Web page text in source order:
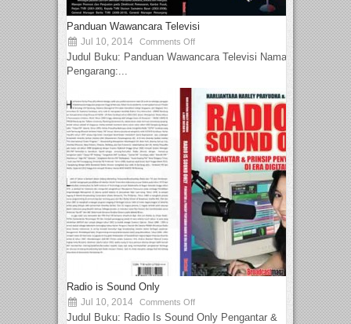
Panduan Wawancara Televisi
Jul 10, 2014 Comments Off
Judul Buku: Panduan Wawancara Televisi Nama
Pengarang:...
Radio is Sound Only
Jul 10, 2014 Comments Off
Judul Buku: Radio Is Sound Only Pengantar &